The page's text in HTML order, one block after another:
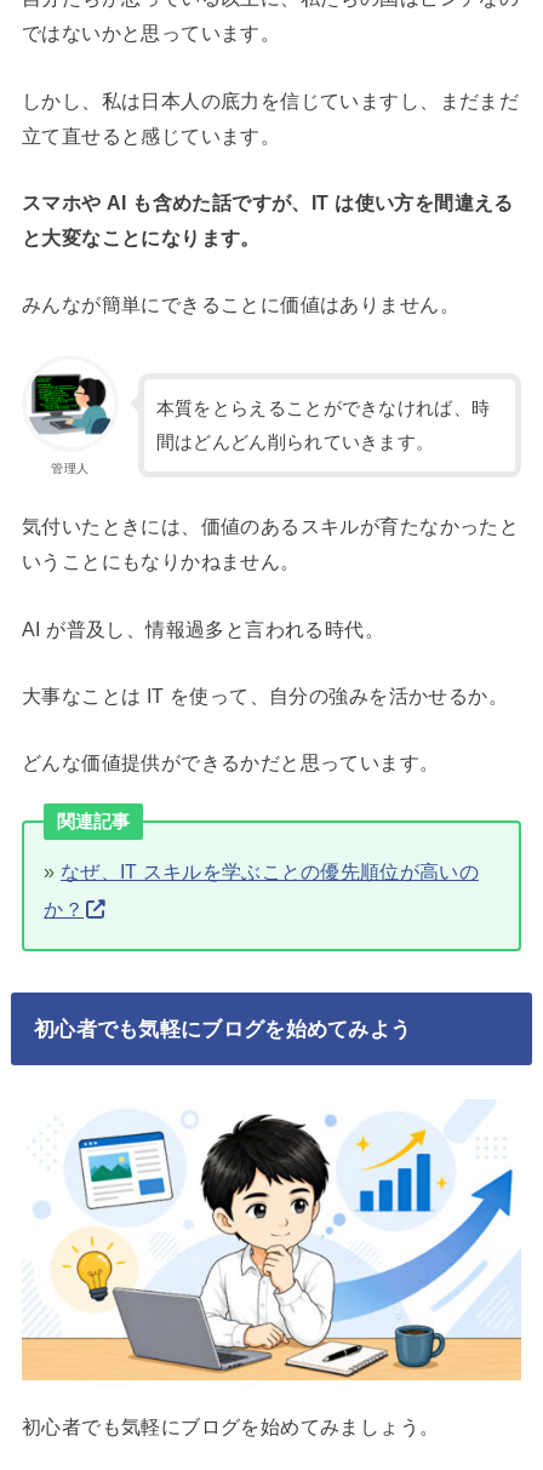
ではないかと思っています。
しかし、私は日本人の底力を信じていますし、まだまだ
立て直せると感じています。
スマホや AI も含めた話ですが、IT は使い方を間違える
と大変なことになります。
みんなが簡単にできることに価値はありません。
管理人
本質をとらえることができなければ、時
間はどんどん削られていきます。
気付いたときには、価値のあるスキルが育たなかったと
いうことにもなりかねません。
AI が普及し、情報過多と言われる時代。
大事なことは IT を使って、自分の強みを活かせるか。
どんな価値提供ができるかだと思っています。
関連記事
» なぜ、IT スキルを学ぶことの優先順位が高いの
か？
初心者でも気軽にブログを始めてみよう
初心者でも気軽にブログを始めてみましょう。